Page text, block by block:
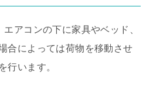
アコンの下に家具やベッド、
合によっては荷物を移動させ
行います。